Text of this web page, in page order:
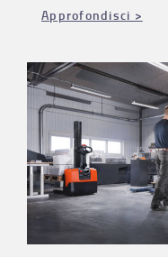
Approfondisci >